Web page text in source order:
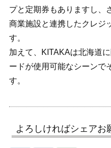
プと定期券もありますし、
商業施設と連携したクレジ
す。
加えて、KITAKAは北海道
ードが使用可能なシーンで
す。
よろしければシェアお